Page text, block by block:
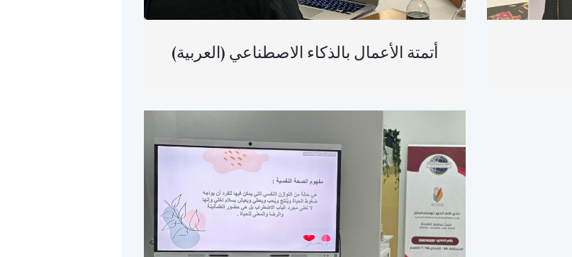
(العربية) أتمتة الأعمال بالذكاء الاصطناعي